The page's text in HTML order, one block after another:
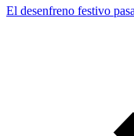
El desenfreno festivo